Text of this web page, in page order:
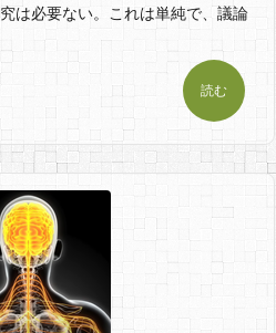
は必要ない。これは単純で、議論
読む